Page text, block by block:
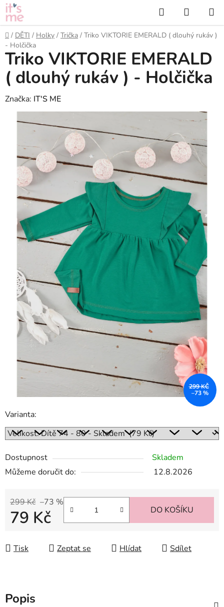
Přejít
na
obsah
Hledat
KOŠÍK
Domů
/ DĚTI / Holky / Trička / Triko VIKTORIE EMERALD ( dlouhý rukáv )
- Holčička
Varianta:
Dostupnost
Skladem
Můžeme doručit do:
12.8.2026
299 Kč –73 %
79 Kč DO KOŠÍKU
Tisk Zeptat se Hlídat Sdílet
Triko VIKTORIE EMERALD
( dlouhý rukáv ) - Holčička
Značka: IT'S ME
299 KČ
–73 %
Popis